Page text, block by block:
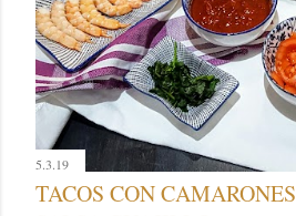
5.3.19
TACOS CON